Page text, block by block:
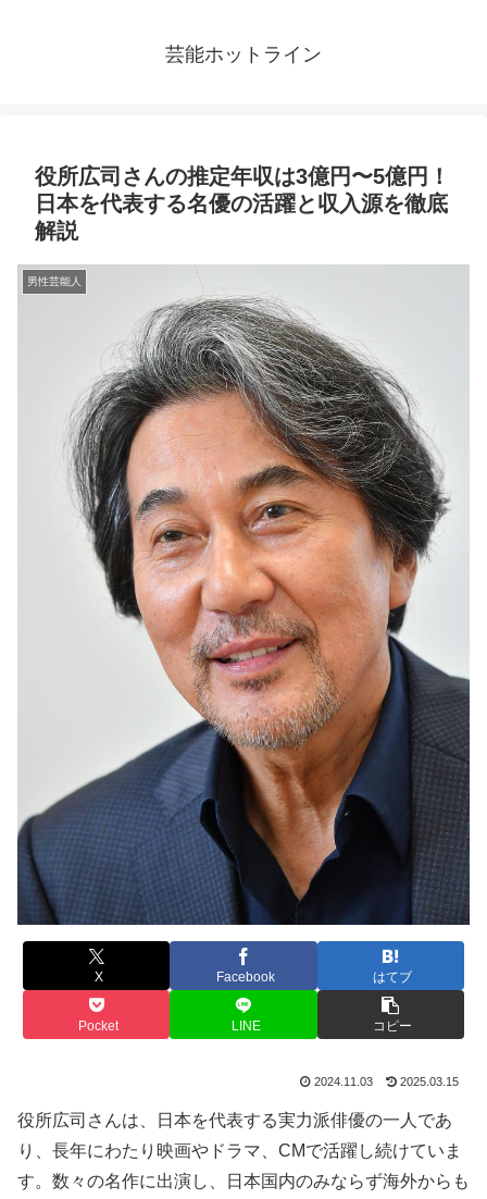
芸能ホットライン
役所広司さんの推定年収は3億円〜5億円！
日本を代表する名優の活躍と収入源を徹底
解説
男性芸能人
X Facebook はてブ
Pocket LINE コピー
2024.11.03 2025.03.15
役所広司さんは、日本を代表する実力派俳優の一人であ
り、長年にわたり映画やドラマ、CMで活躍し続けていま
す。数々の名作に出演し、日本国内のみならず海外からも